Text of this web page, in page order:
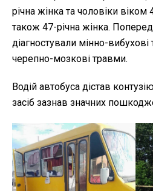
річна жінка та чоловіки віком
також 47-річна жінка.
діагностували мінно-вибухові
черепно-мозкові травми.
Водій автобуса дістав
засіб зазнав значних